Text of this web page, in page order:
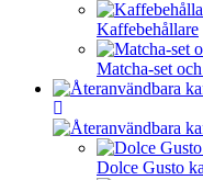
Kaffebehållare
Matcha-set
Dolce Gusto